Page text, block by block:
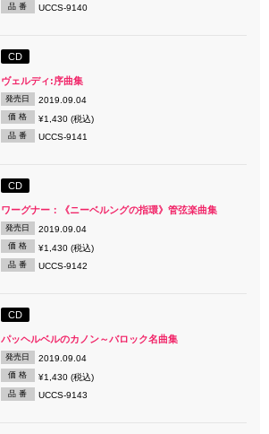
品 番 UCCS-9140
CD
ヴェルディ:序曲集
発売日 2019.09.04
価 格 ¥1,430 (税込)
品 番 UCCS-9141
CD
ワーグナー：《ニーベルングの指環》管弦楽曲集
発売日 2019.09.04
価 格 ¥1,430 (税込)
品 番 UCCS-9142
CD
パッヘルベルのカノン～バロック名曲集
発売日 2019.09.04
価 格 ¥1,430 (税込)
品 番 UCCS-9143